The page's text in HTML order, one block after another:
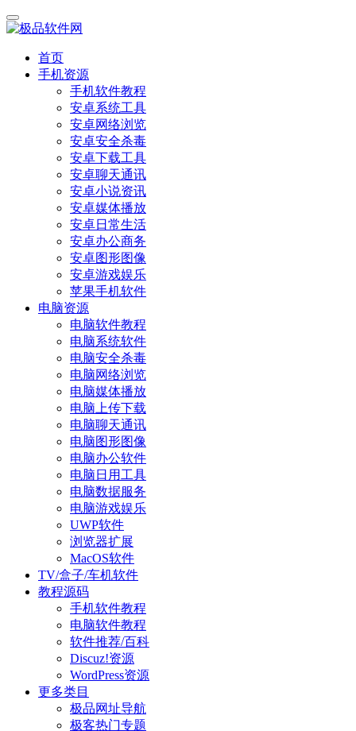
首页
手机资源
手机软件教程
安卓系统工具
安卓网络浏览
安卓安全杀毒
安卓下载工具
安卓聊天通讯
安卓小说资讯
安卓媒体播放
安卓日常生活
安卓办公商务
安卓图形图像
安卓游戏娱乐
苹果手机软件
电脑资源
电脑软件教程
电脑系统软件
电脑安全杀毒
电脑网络浏览
电脑媒体播放
电脑上传下载
电脑聊天通讯
电脑图形图像
电脑办公软件
电脑日用工具
电脑数据服务
电脑游戏娱乐
UWP软件
浏览器扩展
MacOS软件
TV/盒子/车机软件
教程源码
手机软件教程
电脑软件教程
软件推荐/百科
Discuz!资源
WordPress资源
更多类目
极品网址导航
极客热门专题